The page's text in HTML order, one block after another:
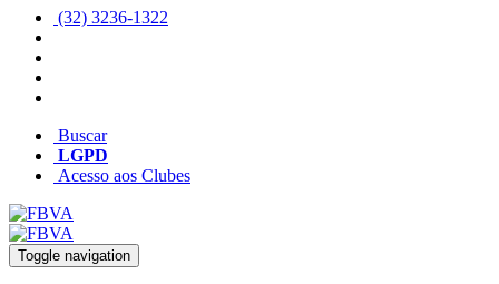
(32) 3236-1322
Buscar
LGPD
Acesso aos Clubes
Toggle navigation